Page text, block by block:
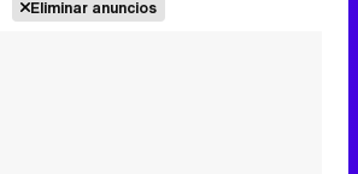
Eliminar anuncios